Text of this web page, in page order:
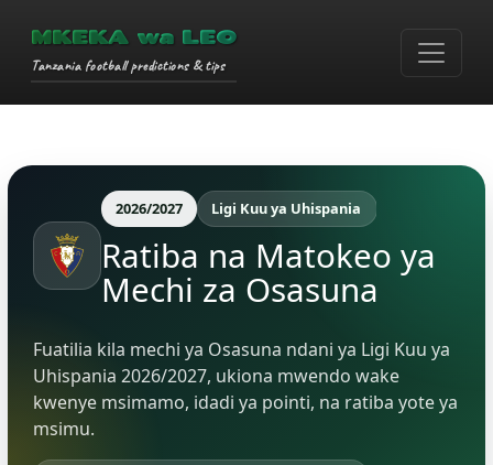
MKEKA wa LEO
Tanzania football predictions & tips
2026/2027 Ligi Kuu ya Uhispania
Ratiba na Matokeo ya
Mechi za Osasuna
Fuatilia kila mechi ya Osasuna ndani ya Ligi Kuu ya
Uhispania 2026/2027, ukiona mwendo wake
kwenye msimamo, idadi ya pointi, na ratiba yote ya
msimu.